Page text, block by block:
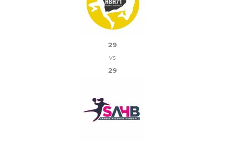
29
vs
29